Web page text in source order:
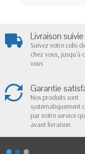
Livraison suivie
Suivez votre colis
chez vous, jusqu'à
vous
Garantie
Nos produits sont
systématiquement
par notre service
avant livraison